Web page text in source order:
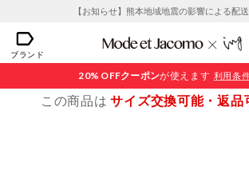
【お知らせ】熊本地域地震の影響による配
ブランド
20% OFFクーポンが使えます 利用条
この商品はサイズ交換可能・返品